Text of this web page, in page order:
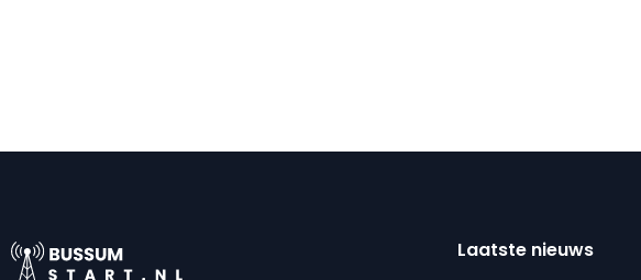
Laatste nieuws